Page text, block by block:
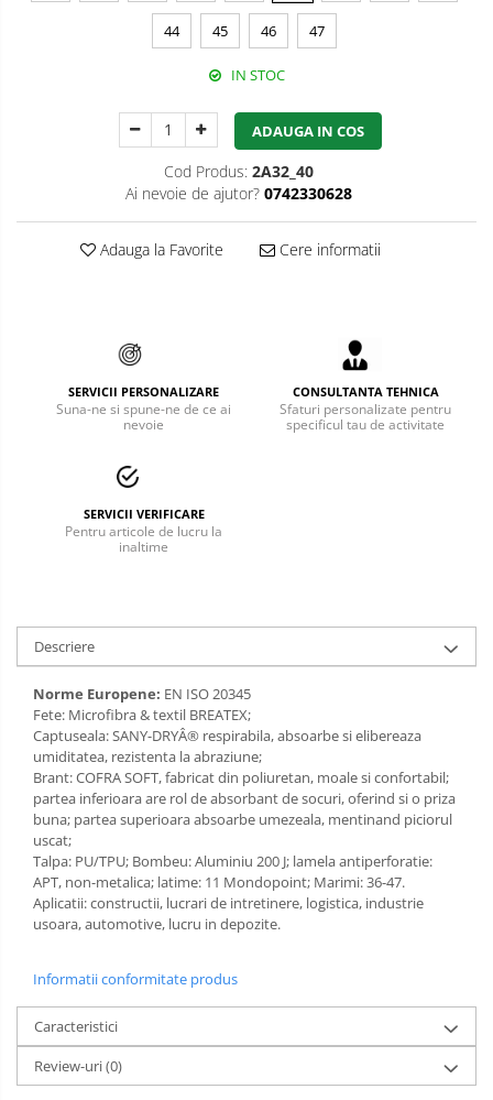
Opritoare de cadere
Sandale de protectie
Bocanci de protectie
Cizme de protectie
Incaltaminte alba de protectie
Protectie chimica
Saboti
Manecute
Manusi fibre speciale
Manusi fibre speciale impregnate
Manusi latex
Manusi neopren
Manusi piele
Manusi PVC
Manusi textil
44 45 46 47
IN STOC
ADAUGA IN COS
Cod Produs: 2A32_40
Ai nevoie de ajutor? 0742330628
Adauga la Favorite Cere informatii
SERVICII PERSONALIZARE
Suna-ne si spune-ne de ce ai
nevoie
CONSULTANTA TEHNICA
Sfaturi personalizate pentru
specificul tau de activitate
SERVICII VERIFICARE
Pentru articole de lucru la
inaltime
Descriere
Norme Europene: EN ISO 20345
Fete: Microfibra & textil BREATEX;
Captuseala: SANY-DRYÂ® respirabila, absoarbe si elibereaza
umiditatea, rezistenta la abraziune;
Brant: COFRA SOFT, fabricat din poliuretan, moale si confortabil;
partea inferioara are rol de absorbant de socuri, oferind si o priza
buna; partea superioara absoarbe umezeala, mentinand piciorul
uscat;
Talpa: PU/TPU; Bombeu: Aluminiu 200 J; lamela antiperforatie:
APT, non-metalica; latime: 11 Mondopoint; Marimi: 36-47.
Aplicatii: constructii, lucrari de intretinere, logistica, industrie
usoara, automotive, lucru in depozite.
Informatii conformitate produs
Caracteristici
Review-uri(0)